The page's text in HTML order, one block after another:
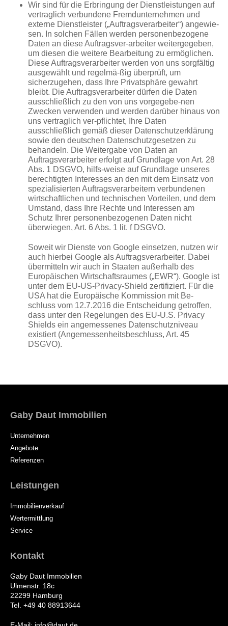
Wir sind für die Erbringung der Dienstleistungen auf
vertraglich verbundene Fremdunternehmen und
externe Dienstleister („Auftragsverarbeiter“) angewie-
sen. In solchen Fällen werden personenbezogene
Daten an diese Auftragsver-arbeiter weitergegeben,
um diesen die weitere Bearbeitung zu ermöglichen.
Diese Auftragsverarbeiter werden von uns sorgfältig
ausgewählt und regelmä-ßig überprüft, um
sicherzugehen, dass Ihre Privatsphäre gewahrt
bleibt. Die Auftragsverarbeiter dürfen die Daten
ausschließlich zu den von uns vorgegebe-nen
Zwecken verwenden und werden darüber hinaus von
uns vertraglich ver-pflichtet, Ihre Daten
ausschließlich gemäß dieser Datenschutzerklärung
sowie den deutschen Datenschutzgesetzen zu
behandeln. Die Weitergabe von Daten an
Auftragsverarbeiter erfolgt auf Grundlage von Art. 28
Abs. 1 DSGVO, hilfs-weise auf Grundlage unseres
berechtigten Interesses an den mit dem Einsatz von
spezialisierten Auftragsverarbeitern verbundenen
wirtschaftlichen und technischen Vorteilen, und dem
Umstand, dass Ihre Rechte und Interessen am
Schutz Ihrer personenbezogenen Daten nicht
überwiegen, Art. 6 Abs. 1 lit. f DSGVO.
Soweit wir Dienste von Google einsetzen, nutzen wir
auch hierbei Google als Auftragsverarbeiter. Dabei
übermitteln wir auch in Staaten außerhalb des
Europäischen Wirtschaftsraumes („EWR“). Google ist
unter dem EU-US-Privacy-Shield zertifiziert. Für die
USA hat die Europäische Kommission mit Be-
schluss vom 12.7.2016 die Entscheidung getroffen,
dass unter den Regelungen des EU-U.S. Privacy
Shields ein angemessenes Datenschutzniveau
existiert (Angemessenheitsbeschluss, Art. 45
DSGVO).
Gaby Daut Immobilien
Unternehmen
Angebote
Referenzen
Leistungen
Immobilienverkauf
Wertermittlung
Service
Kontakt
Gaby Daut Immobilien
Ulmenstr. 18c
22299 Hamburg
Tel. +49 40 88913644